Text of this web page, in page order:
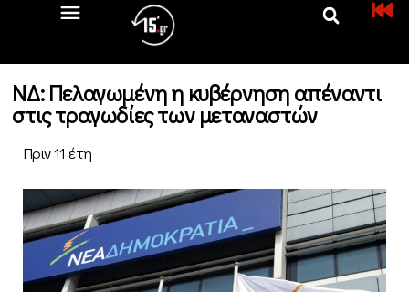
ΝΔ: Πελαγωμένη η κυβέρνηση απέναντι
στις τραγωδίες των μεταναστών
Πριν 11 έτη